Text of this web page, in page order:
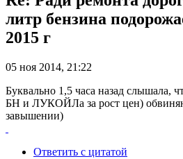
литр бензина
2015 г
05 ноя 2014, 21:22
Буквально 1,5 часа назад слышала,
БН и ЛУКОЙЛа за рост цен)
завышении)
Ответить с цитатой